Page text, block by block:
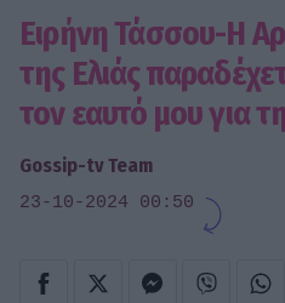
Ειρήνη Τάσσου-Η
της Ελιάς
τον εαυτό μου για
Gossip-tv Team
23-10-2024 00:50